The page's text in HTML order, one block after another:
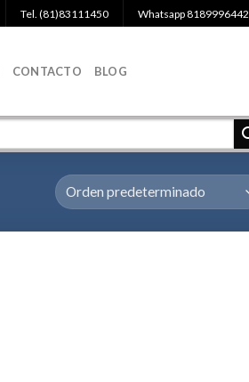
Tel. (81)83111450 Whatsapp 8189996442
CONTACTO BLOG